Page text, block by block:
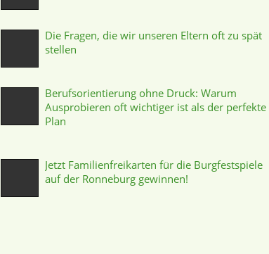
Die Fragen, die wir unseren Eltern oft zu spät
stellen
Berufsorientierung ohne Druck: Warum
Ausprobieren oft wichtiger ist als der perfekte
Plan
Jetzt Familienfreikarten für die Burgfestspiele
auf der Ronneburg gewinnen!